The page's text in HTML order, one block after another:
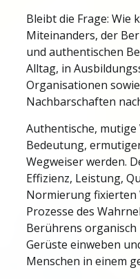
Bleibt die Frage: Wie
Miteinanders, der
und authentischen
Alltag, in
Organisationen
Nachbarschaften
Authentische,
Bedeutung,
Wegweiser werden.
Effizienz, Leistung,
Normierung fixierten
Prozesse des
Berührens
Gerüste einweben
Menschen in einem